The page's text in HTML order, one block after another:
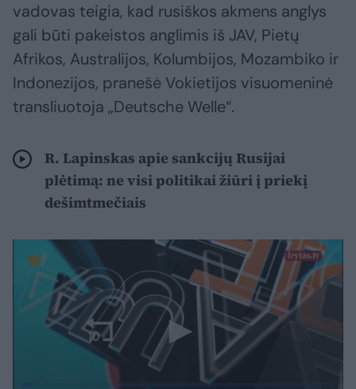
vadovas teigia, kad rusiškos akmens anglys
gali būti pakeistos anglimis iš JAV, Pietų
Afrikos, Australijos, Kolumbijos, Mozambiko ir
Indonezijos, pranešė Vokietijos visuomeninė
transliuotoja „Deutsche Welle“.
R. Lapinskas apie sankcijų Rusijai
plėtimą: ne visi politikai žiūri į priekį
dešimtmečiais